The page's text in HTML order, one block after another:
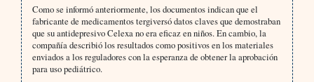
Como se informó anteriormente, los documentos indican que el
fabricante de medicamentos tergiversó datos claves que demostraban
que su antidepresivo Celexa no era eficaz en niños. En cambio, la
compañía describió los resultados como positivos en los materiales
enviados a los reguladores con la esperanza de obtener la aprobación
para uso pediátrico.